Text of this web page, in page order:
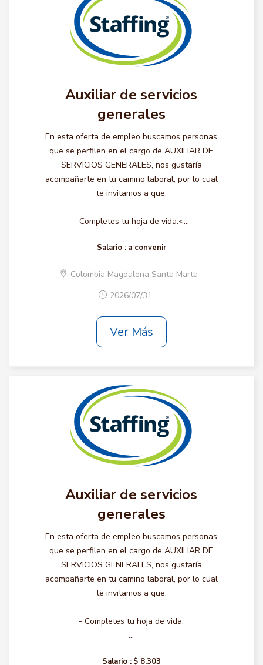
Auxiliar de servicios
generales
En esta oferta de empleo buscamos personas
que se perfilen en el cargo de AUXILIAR DE
SERVICIOS GENERALES, nos gustaría
acompañarte en tu camino laboral, por lo cual
te invitamos a que:
- Completes tu hoja de vida.<...
Salario : a convenir
Colombia Magdalena Santa Marta
2026/07/31
Ver Más
Auxiliar de servicios
generales
En esta oferta de empleo buscamos personas
que se perfilen en el cargo de AUXILIAR DE
SERVICIOS GENERALES, nos gustaría
acompañarte en tu camino laboral, por lo cual
te invitamos a que:
- Completes tu hoja de vida.
...
Salario : $ 8.303